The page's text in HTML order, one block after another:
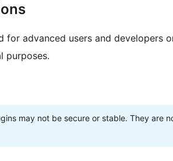
for advanced users and developers
purposes.
may not be secure or stable. They are